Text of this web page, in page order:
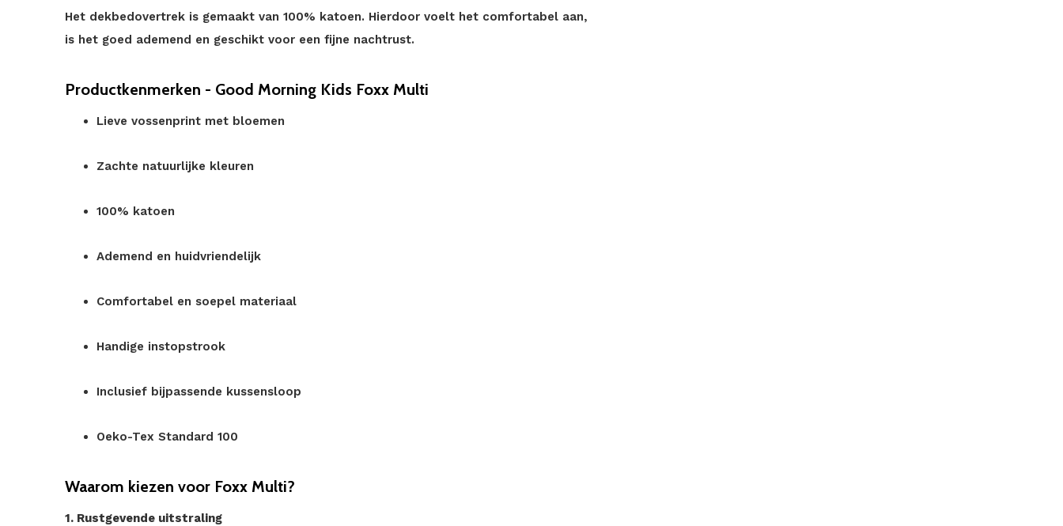
Het dekbedovertrek is gemaakt van 100% katoen. Hierdoor voelt het comfortabel aan,
is het goed ademend en geschikt voor een fijne nachtrust.
Productkenmerken - Good Morning Kids Foxx Multi
Lieve vossenprint met bloemen
Zachte natuurlijke kleuren
100% katoen
Ademend en huidvriendelijk
Comfortabel en soepel materiaal
Handige instopstrook
Inclusief bijpassende kussensloop
Oeko-Tex Standard 100
Waarom kiezen voor Foxx Multi?
1. Rustgevende uitstraling